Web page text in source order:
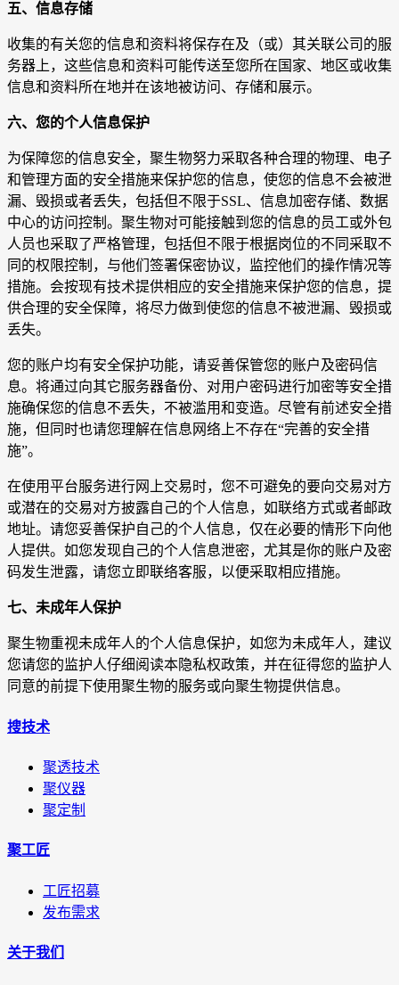
五、信息存储
收集的有关您的信息和资料将保存在及（或）其关联公司的服
务器上，这些信息和资料可能传送至您所在国家、地区或收集
信息和资料所在地并在该地被访问、存储和展示。
六、您的个人信息保护
为保障您的信息安全，聚生物努力采取各种合理的物理、电子
和管理方面的安全措施来保护您的信息，使您的信息不会被泄
漏、毁损或者丢失，包括但不限于SSL、信息加密存储、数据
中心的访问控制。聚生物对可能接触到您的信息的员工或外包
人员也采取了严格管理，包括但不限于根据岗位的不同采取不
同的权限控制，与他们签署保密协议，监控他们的操作情况等
措施。会按现有技术提供相应的安全措施来保护您的信息，提
供合理的安全保障，将尽力做到使您的信息不被泄漏、毁损或
丢失。
您的账户均有安全保护功能，请妥善保管您的账户及密码信
息。将通过向其它服务器备份、对用户密码进行加密等安全措
施确保您的信息不丢失，不被滥用和变造。尽管有前述安全措
施，但同时也请您理解在信息网络上不存在“完善的安全措
施”。
在使用平台服务进行网上交易时，您不可避免的要向交易对方
或潜在的交易对方披露自己的个人信息，如联络方式或者邮政
地址。请您妥善保护自己的个人信息，仅在必要的情形下向他
人提供。如您发现自己的个人信息泄密，尤其是你的账户及密
码发生泄露，请您立即联络客服，以便采取相应措施。
七、未成年人保护
聚生物重视未成年人的个人信息保护，如您为未成年人，建议
您请您的监护人仔细阅读本隐私权政策，并在征得您的监护人
同意的前提下使用聚生物的服务或向聚生物提供信息。
搜技术
聚透技术
聚仪器
聚定制
聚工匠
工匠招募
发布需求
关于我们